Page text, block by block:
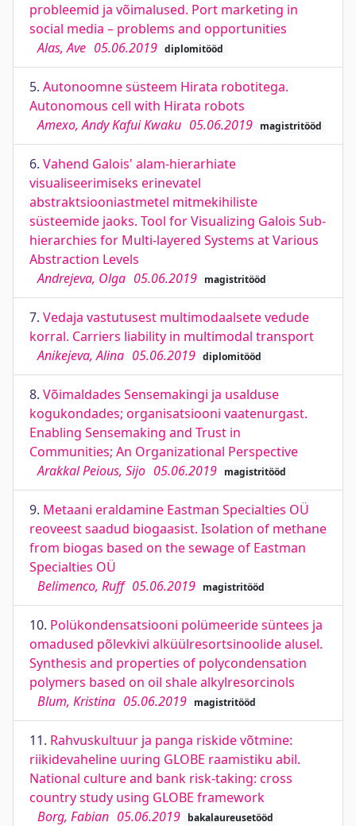
probleemid ja võimalused. Port marketing in
social media – problems and opportunities
Alas, Ave 05.06.2019 diplomitööd
5. Autonoomne süsteem Hirata robotitega.
Autonomous cell with Hirata robots
Amexo, Andy Kafui Kwaku 05.06.2019 magistritööd
6. Vahend Galois' alam-hierarhiate
visualiseerimiseks erinevatel
abstraktsiooniastmetel mitmekihiliste
süsteemide jaoks. Tool for Visualizing Galois Sub-
hierarchies for Multi-layered Systems at Various
Abstraction Levels
Andrejeva, Olga 05.06.2019 magistritööd
7. Vedaja vastutusest multimodaalsete vedude
korral. Carriers liability in multimodal transport
Anikejeva, Alina 05.06.2019 diplomitööd
8. Võimaldades Sensemakingi ja usalduse
kogukondades; organisatsiooni vaatenurgast.
Enabling Sensemaking and Trust in
Communities; An Organizational Perspective
Arakkal Peious, Sijo 05.06.2019 magistritööd
9. Metaani eraldamine Eastman Specialties OÜ
reoveest saadud biogaasist. Isolation of methane
from biogas based on the sewage of Eastman
Specialties OÜ
Belimenco, Ruff 05.06.2019 magistritööd
10. Polükondensatsiooni polümeeride süntees ja
omadused põlevkivi alküülresortsinoolide alusel.
Synthesis and properties of polycondensation
polymers based on oil shale alkylresorcinols
Blum, Kristina 05.06.2019 magistritööd
11. Rahvuskultuur ja panga riskide võtmine:
riikidevaheline uuring GLOBE raamistiku abil.
National culture and bank risk-taking: cross
country study using GLOBE framework
Borg, Fabian 05.06.2019 bakalaureusetööd